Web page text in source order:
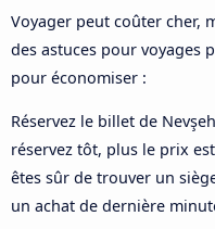
Voyager peut coûter cher,
des astuces pour voyages
pour économiser :
Réservez le billet de
réservez tôt, plus le prix
êtes sûr de trouver un
un achat de dernière